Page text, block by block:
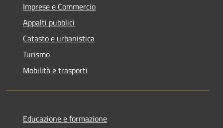
Imprese e Commercio
Appalti pubblici
Catasto e urbanistica
Turismo
Mobilità e trasporti
Educazione e formazione